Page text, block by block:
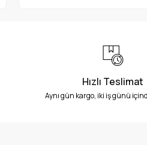
Hızlı Teslimat
Aynı gün kargo, iki iş günü